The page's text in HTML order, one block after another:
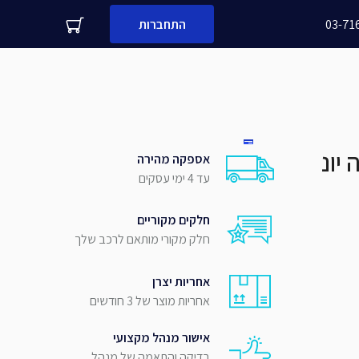
התחברות 03-
שלח
אספקה מהירה
עד 4 ימי עסקים
חלקים מקוריים
חלק מקורי מותאם לרכב שלך
אחריות יצרן
אחריות מוצר של 3 חודשים
אישור מנהל מקצועי